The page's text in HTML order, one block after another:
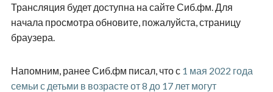
Трансляция будет доступна на сайте Сиб.фм. Для
начала просмотра обновите, пожалуйста, страницу
браузера.
Напомним, ранее Сиб.фм писал, что с 1 мая 2022 года
семьи с детьми в возрасте от 8 до 17 лет могут